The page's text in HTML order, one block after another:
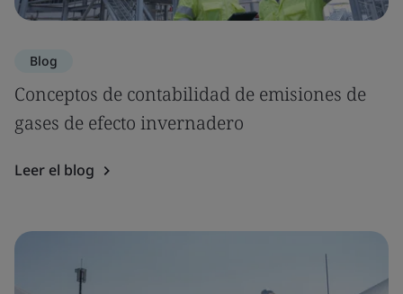
Blog
Conceptos de contabilidad de emisiones de
gases de efecto invernadero
Leer el blog